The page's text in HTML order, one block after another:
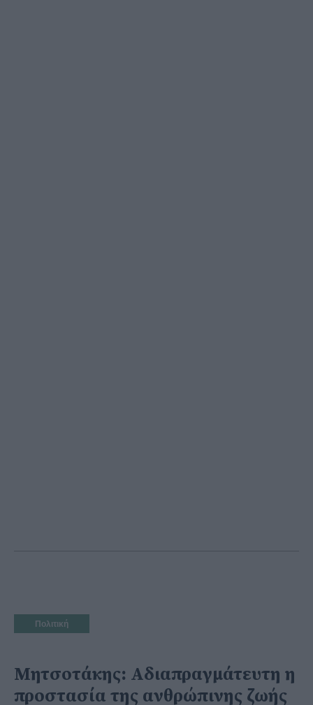
Πολιτική
Μητσοτάκης: Αδιαπραγμάτευτη η
προστασία της ανθρώπινης ζωής